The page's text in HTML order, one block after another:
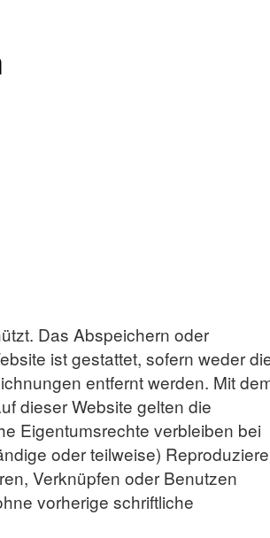
Das Abspeichern oder
ist gestattet, sofern weder
entfernt werden. Mit
dieser Website gelten die
Eigentumsrechte verbleiben bei
oder teilweise)
Verknüpfen oder Benutzen
vorherige schriftliche